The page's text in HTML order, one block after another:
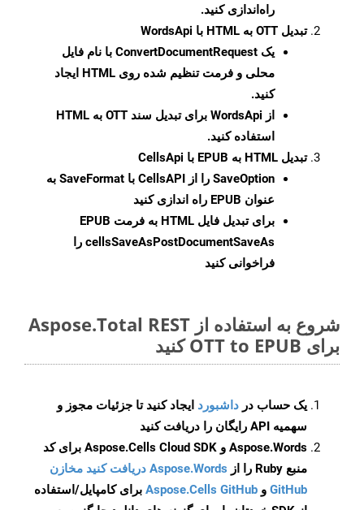
راه‌اندازی کنید.
تبدیل OTT به HTML با WordsApi
یک ConvertDocumentRequest با نام فایل
محلی و فرمت تنظیم شده روی HTML ایجاد
کنید.
از WordsApi برای تبدیل سند OTT به HTML
استفاده کنید.
تبدیل HTML به EPUB با CellsApi
SaveOption
را از CellsAPI با SaveFormat به
عنوان EPUB راه اندازی کنید
برای تبدیل فایل HTML به فرمت
EPUB
cellsSaveAsPostDocumentSaveAs را
فراخوانی کنید
شروع به استفاده از Aspose.Total REST
برای OTT to EPUB کنید
یک حساب در داشبورد ایجاد کنید تا جزئیات مجوز و
سهمیه API رایگان را دریافت کنید
Aspose.Words و Aspose.Cells Cloud SDK برای کد
منبع Ruby را از
Aspose.Words دریافت کنید مخازن
GitHub و Aspose.Cells GitHub برای کامپایل/استفاده